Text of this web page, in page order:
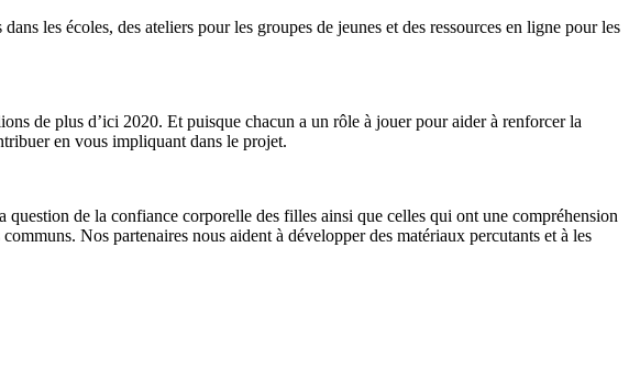
les écoles, des ateliers pour les groupes de jeunes et des ressources en ligne pour les
de plus d’ici 2020. Et puisque chacun a un rôle à jouer pour aider à renforcer la
en vous impliquant dans le projet.
question de la confiance corporelle des filles ainsi que celles qui ont une compréhension
Nos partenaires nous aident à développer des matériaux percutants et à les